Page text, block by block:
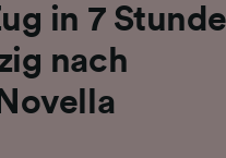
in 7
nach